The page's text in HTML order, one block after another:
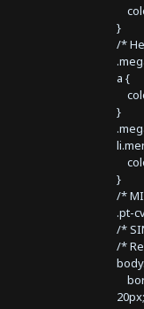
}
/*
a {
}
}
/*
.pt-
/*
/*
20px;